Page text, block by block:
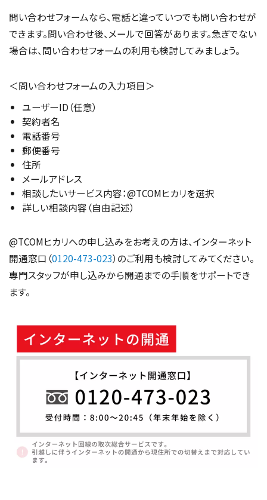
問い合わせフォームなら、電話と違っていつでも問い合わせが
できます。問い合わせ後、メールで回答があります。急ぎでない
場合は、問い合わせフォームの利用も検討してみましょう。
＜問い合わせフォームの入力項目＞
ユーザーID（任意）
契約者名
電話番号
郵便番号
住所
メールアドレス
相談したいサービス内容：@TCOMヒカリを選択
詳しい相談内容（自由記述）
@TCOMヒカリへの申し込みをお考えの方は、インターネット
開通窓口（0120-473-023）のご利用も検討してみてください。
専門スタッフが申し込みから開通までの手順をサポートでき
ます。